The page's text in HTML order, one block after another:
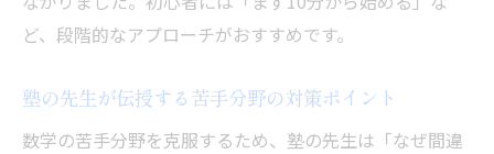
ど、段階的なアプローチがおすすめです。
塾の先生が伝授する苦手分野の対策ポイント
数学の苦手分野を克服するため、塾の先生は「なぜ間違